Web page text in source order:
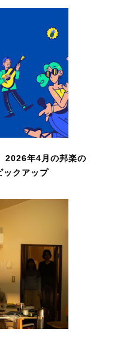
年4月の邦楽の
ックアップ